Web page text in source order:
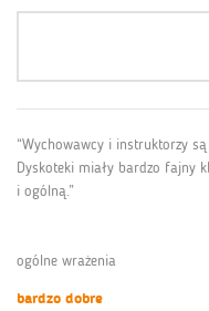
“Wychowawcy i instruktorzy
Dyskoteki miały bardzo fajny
i ogólną.”
ogólne wrażenia
bardzo dobre